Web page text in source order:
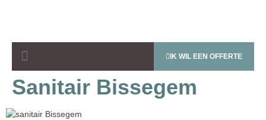
IK WIL EEN OFFERTE
Sanitair Bissegem